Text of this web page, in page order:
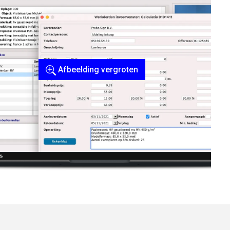
Afbeelding vergroten